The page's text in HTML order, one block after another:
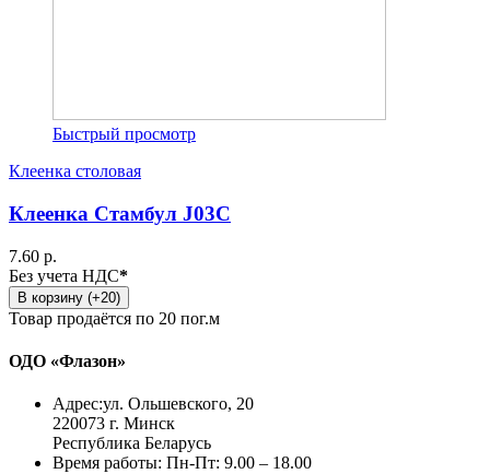
Быстрый просмотр
Клеенка столовая
Клеенка Стамбул J03C
7.60 р.
Без учета НДС*
В корзину (+20)
Товар продаётся по 20 пог.м
ОДО «Флазон»
Адрес:ул. Ольшевского, 20
220073 г. Минск
Республика Беларусь
Время работы: Пн-Пт: 9.00 – 18.00